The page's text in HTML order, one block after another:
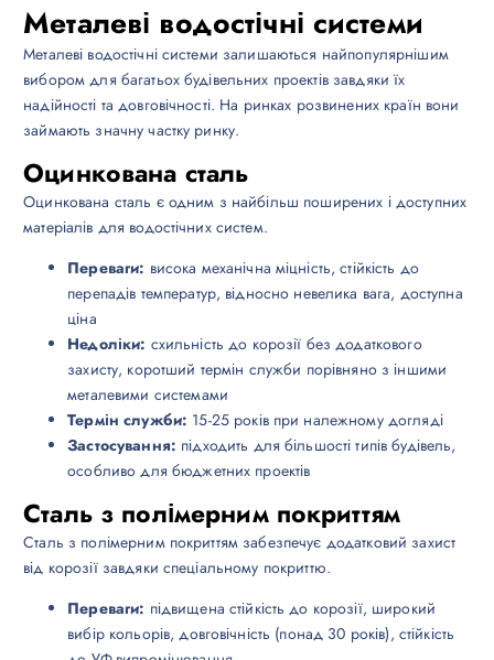
Металеві водостічні системи
Металеві водостічні системи залишаються найпопулярнішим
вибором для багатьох будівельних проектів завдяки їх
надійності та довговічності. На ринках розвинених країн вони
займають значну частку ринку.
Оцинкована сталь
Оцинкована сталь є одним з найбільш поширених і доступних
матеріалів для водостічних систем.
Переваги: висока механічна міцність, стійкість до
перепадів температур, відносно невелика вага, доступна
ціна
Недоліки: схильність до корозії без додаткового
захисту, коротший термін служби порівняно з іншими
металевими системами
Термін служби: 15-25 років при належному догляді
Застосування: підходить для більшості типів будівель,
особливо для бюджетних проектів
Сталь з полімерним покриттям
Сталь з полімерним покриттям забезпечує додатковий захист
від корозії завдяки спеціальному покриттю.
Переваги: підвищена стійкість до корозії, широкий
вибір кольорів, довговічність (понад 30 років), стійкість